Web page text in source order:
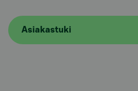
Asiakastuki